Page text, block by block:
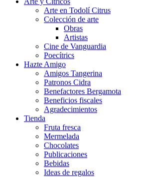
Arte en Todolí Citrus
Colección de arte
Obras
Artistas
Cine de Vanguardia
Poecítrics
Hazte Amigo
Amigos Tangerina
Patronos Cidra
Benefactores Bergamota
Beneficios fiscales
Agradecimientos
Tienda
Fruta fresca
Mermelada
Chocolates
Publicaciones
Bebidas
Ideas de regalos